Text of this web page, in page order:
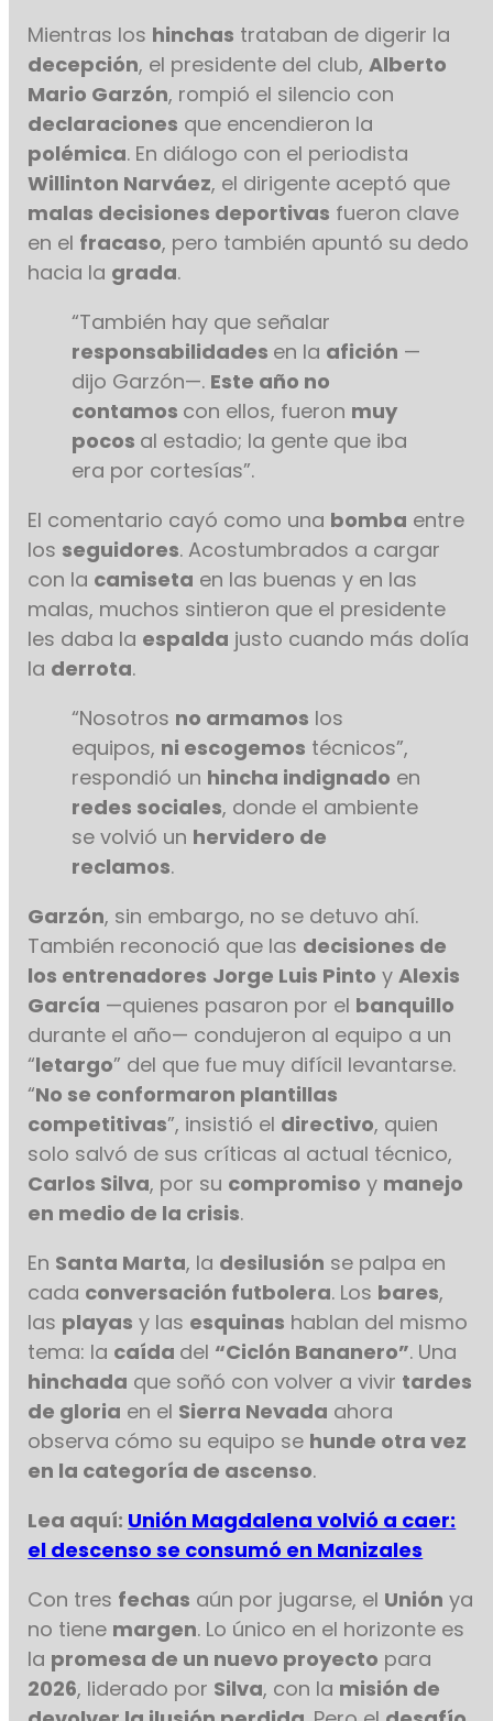
Mientras los hinchas trataban de digerir la
decepción, el presidente del club,Alberto
Mario Garzón, rompió el silencio con
declaraciones que encendieron la
polémica. En diálogo con el periodista
Willinton Narváez, el dirigente aceptó que
malas decisiones deportivas fueron clave
en el fracaso, pero también apuntó su dedo
hacia la grada.
“También hay que señalar
responsabilidades en la afición —
dijo Garzón—. Este año no
contamos con ellos, fueron muy
pocos al estadio; la gente que iba
era por cortesías”.
El comentario cayó como una bomba entre
los seguidores. Acostumbrados a cargar
con la camiseta en las buenas y en las
malas, muchos sintieron que el presidente
les daba la espalda justo cuando más dolía
la derrota.
“Nosotros no armamos los
equipos, ni escogemos técnicos”,
respondió un hincha indignado en
redes sociales, donde el ambiente
se volvió un hervidero de
reclamos.
Garzón, sin embargo, no se detuvo ahí.
También reconoció que las decisiones de
los entrenadores Jorge Luis Pinto yAlexis
García —quienes pasaron por el banquillo
durante el año— condujeron al equipo a un
“letargo” del que fue muy difícil levantarse.
“No se conformaron plantillas
competitivas”, insistió el directivo, quien
solo salvó de sus críticas al actual técnico,
Carlos Silva, por su compromiso y manejo
en medio de la crisis.
En Santa Marta, la desilusión se palpa en
cada conversación futbolera. Los bares,
las playas y las esquinas hablan del mismo
tema: la caída del “Ciclón Bananero”. Una
hinchada que soñó con volver a vivir tardes
de gloria en el Sierra Nevada ahora
observa cómo su equipo se hunde otra vez
en la categoría de ascenso.
Lea aquí: Unión Magdalena volvió a caer:
el descenso se consumó en Manizales
Con tres fechas aún por jugarse, el Unión ya
no tiene margen. Lo único en el horizonte es
la promesa de un nuevo proyecto para
2026, liderado por Silva, con la misión de